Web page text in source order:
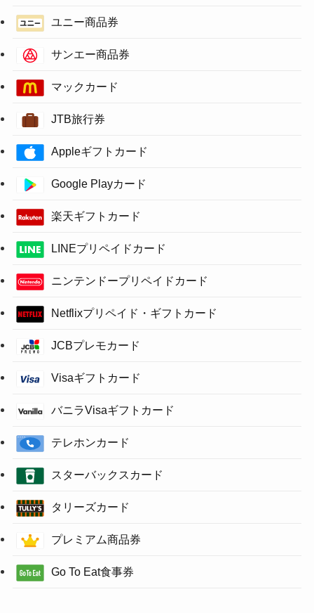
ユニー商品券
サンエー商品券
マックカード
JTB旅行券
Appleギフトカード
Google Playカード
楽天ギフトカード
LINEプリペイドカード
ニンテンドープリペイドカード
Netflixプリペイド・ギフトカード
JCBプレモカード
Visaギフトカード
バニラVisaギフトカード
テレホンカード
スターバックスカード
タリーズカード
プレミアム商品券
Go To Eat食事券